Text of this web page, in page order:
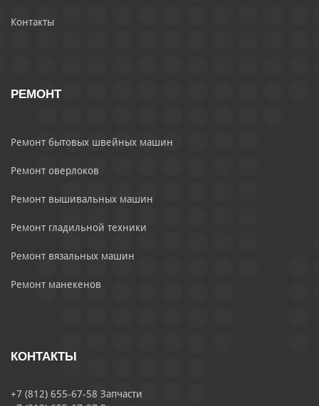
Контакты
РЕМОНТ
Ремонт бытовых швейных машин
Ремонт оверлоков
Ремонт вышивальных машин
Ремонт гладильной техники
Ремонт вязальных машин
Ремонт манекенов
КОНТАКТЫ
+7 (812) 655-67-58 Запчасти